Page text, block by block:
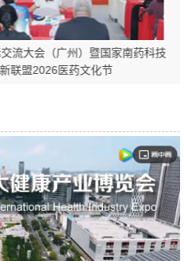
流大会（广州）暨国家南药科技
联盟2026医药文化节